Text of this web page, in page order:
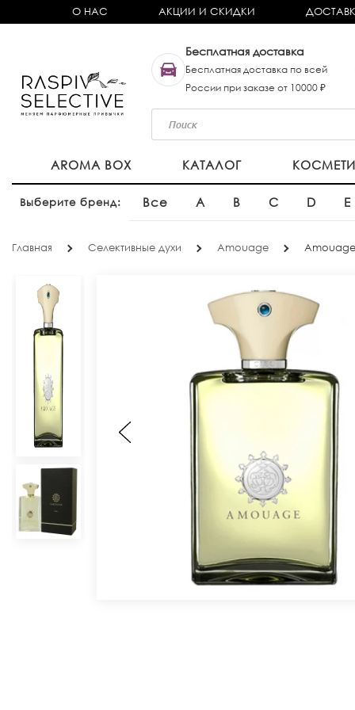
О НАС АКЦИИ И СКИДКИ
Бесплатная доставка
Бесплатная доставка по всей
России при заказе от 10000 ₽
AROMA BOX КАТАЛОГ
Выберите бренд: Все A B C D E
Главная Селективные духи Amouage